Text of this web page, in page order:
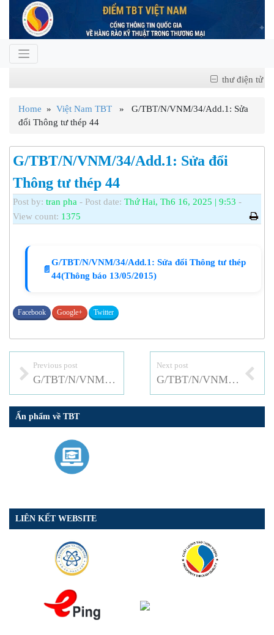
thư điện tử
Home » Việt Nam TBT » G/TBT/N/VNM/34/Add.1: Sửa
đổi Thông tư thép 44
G/TBT/N/VNM/34/Add.1: Sửa đổi
Thông tư thép 44
Post by: tran pha - Post date: Thứ Hai, Th6 16, 2025 | 9:53 -
View count: 1375
📄
G/TBT/N/VNM/34/Add.1: Sửa đổi Thông tư thép
44(Thông báo 13/05/2015)
Facebook Google+ Twitter
Previous post
G/TBT/N/VNM/62: QCKT QG về chất lượng an toàn kỹ thuật và bảo vệ môi trường đối với ô tô
Next post
G/TBT/N/VNM/63: Thông tư quy định việc thành lập và hoạt động của các tổ chức công nhận và quản lý hoạt động công nhận ở Việt Nam
Ấn phẩm về TBT
LIÊN KẾT WEBSITE